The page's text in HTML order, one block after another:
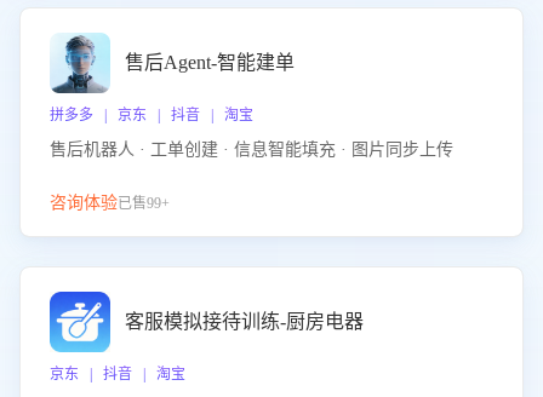
售后Agent-智能建单
拼多多 | 京东 | 抖音 | 淘宝
售后机器人 · 工单创建 · 信息智能填充 · 图片同步上传
咨询体验已售99+
客服模拟接待训练-厨房电器
京东 | 抖音 | 淘宝